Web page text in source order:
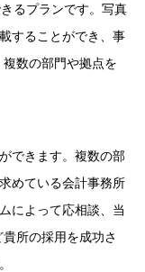
るプランです。写真
することができ、事
数の部門や拠点を
できます。複数の部
めている会計事務所
によって応相談、当
所の採用を成功さ